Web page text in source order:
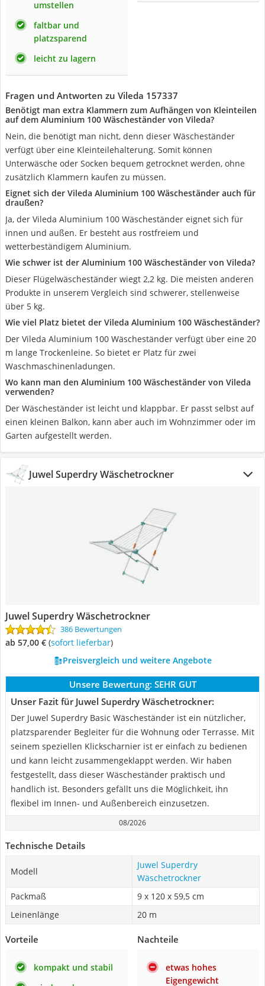
umstellen
faltbar und
platzsparend
leicht zu lagern
Fragen und Antworten zu Vileda 157337
Benötigt man extra Klammern zum Aufhängen von Kleinteilen
auf dem Aluminium 100 Wäscheständer von Vileda?
Nein, die benötigt man nicht, denn dieser Wäscheständer
verfügt über eine Kleinteilehalterung. Somit können
Unterwäsche oder Socken bequem getrocknet werden, ohne
zusätzlich Klammern kaufen zu müssen.
Eignet sich der Vileda Aluminium 100 Wäscheständer auch für
draußen?
Ja, der Vileda Aluminium 100 Wäscheständer eignet sich für
innen und außen. Er besteht aus rostfreiem und
wetterbeständigem Aluminium.
Wie schwer ist der Aluminium 100 Wäscheständer von Vileda?
Dieser Flügelwäscheständer wiegt 2,2 kg. Die meisten anderen
Produkte in unserem Vergleich sind schwerer, stellenweise
über 5 kg.
Wie viel Platz bietet der Vileda Aluminium 100 Wäscheständer?
Der Vileda Aluminium 100 Wäscheständer verfügt über eine 20
m lange Trockenleine. So bietet er Platz für zwei
Waschmaschinenladungen.
Wo kann man den Aluminium 100 Wäscheständer von Vileda
verwenden?
Der Wäscheständer ist leicht und klappbar. Er passt selbst auf
einen kleinen Balkon, kann aber auch im Wohnzimmer oder im
Garten aufgestellt werden.
Juwel Superdry Wäschetrockner
Juwel Superdry Wäschetrockner
386 Bewertungen
ab 57,00 € ( Sofort lieferbar)
Preisvergleich und weitere Angebote
Unsere Bewertung: SEHR GUT
Unser Fazit für Juwel Superdry Wäschetrockner:
Der Juwel Superdry Basic Wäscheständer ist ein nützlicher,
platzsparender Begleiter für die Wohnung oder Terrasse. Mit
seinem speziellen Klickscharnier ist er einfach zu bedienen
und kann leicht zusammengeklappt werden. Wir haben
festgestellt, dass dieser Wäscheständer praktisch und
handlich ist. Besonders gefällt uns die Möglichkeit, ihn
flexibel im Innen- und Außenbereich einzusetzen.
08/2026
Technische Details
Modell
Juwel Superdry
Wäschetrockner
Packmaß
9 x 120 x 59,5 cm
Leinenlänge
20 m
Vorteile
kompakt und stabil
Nachteile
etwas hohes
Eigengewicht